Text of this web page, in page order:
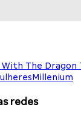
With The Dragon
Millenium
redes